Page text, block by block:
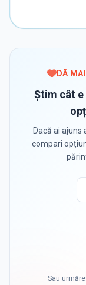
DĂ
Știm cât e
Dacă ai ajuns
compari
Sau